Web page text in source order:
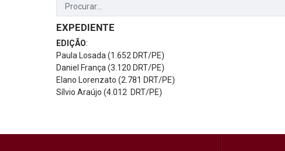
EXPEDIENTE
EDIÇÃO:
Paula Losada (1.652 DRT/PE)
Daniel França (3.120 DRT/PE)
Elano Lorenzato (2.781 DRT/PE)
Sílvio Araújo (4.012 DRT/PE)